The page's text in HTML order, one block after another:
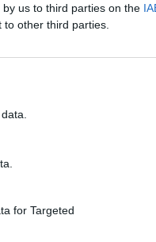
us to third parties on the
other third parties.
for Targeted
Θα σου κλέψει την